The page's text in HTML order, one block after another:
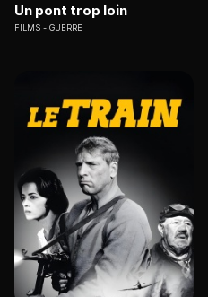
Un pont trop loin
FILMS GUERRE